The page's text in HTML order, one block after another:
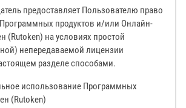
предоставляет Пользователю право
продуктов и/или Онлайн-
(Rutoken) на условиях простой
непередаваемой лицензии
разделе способами.
использование Программных
(Rutoken)